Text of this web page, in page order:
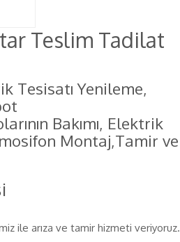
Teslim Tadilat
Tesisatı Yenileme,
Bakımı, Elektrik
Montaj,Tamir ve
ile arıza ve tamir hizmeti veriyoruz.